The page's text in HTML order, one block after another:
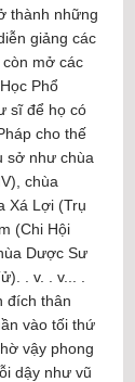
thành những
giảng các
mở các
Phổ
sĩ để họ có
cho thế
sở như chùa
chùa
Xá Lợi (Trụ
(Chi Hội
Dược Sư
. v. . v... .
đích thân
vào tối thứ
vậy phong
dậy như vũ